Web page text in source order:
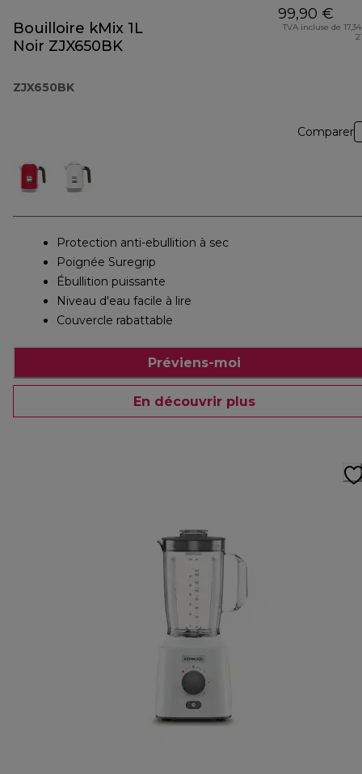
Bouilloire kMix 1L
Noir ZJX650BK
ZJX650BK
99,90 €
TVA incluse de
Comparer
Protection anti-ebullition à sec
Poignée Suregrip
Ébullition puissante
Niveau d'eau facile à lire
Couvercle rabattable
Préviens-moi
En découvrir plus